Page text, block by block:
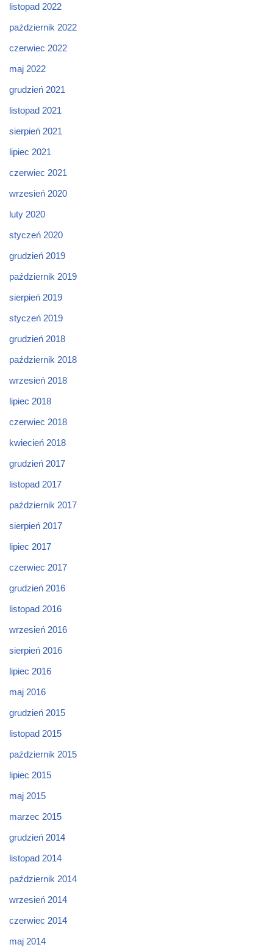
listopad 2022
październik 2022
czerwiec 2022
maj 2022
grudzień 2021
listopad 2021
sierpień 2021
lipiec 2021
czerwiec 2021
wrzesień 2020
luty 2020
styczeń 2020
grudzień 2019
październik 2019
sierpień 2019
styczeń 2019
grudzień 2018
październik 2018
wrzesień 2018
lipiec 2018
czerwiec 2018
kwiecień 2018
grudzień 2017
listopad 2017
październik 2017
sierpień 2017
lipiec 2017
czerwiec 2017
grudzień 2016
listopad 2016
wrzesień 2016
sierpień 2016
lipiec 2016
maj 2016
grudzień 2015
listopad 2015
październik 2015
lipiec 2015
maj 2015
marzec 2015
grudzień 2014
listopad 2014
październik 2014
wrzesień 2014
czerwiec 2014
maj 2014